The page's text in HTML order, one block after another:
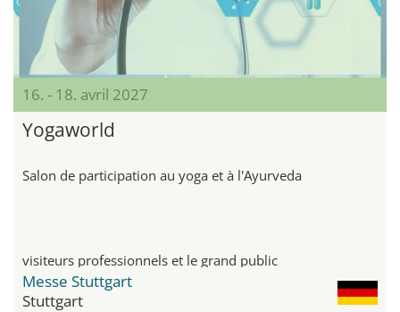
16. - 18. avril 2027
Yogaworld
Salon de participation au yoga et à l'Ayurveda
visiteurs professionnels et le grand public
Messe Stuttgart
Stuttgart